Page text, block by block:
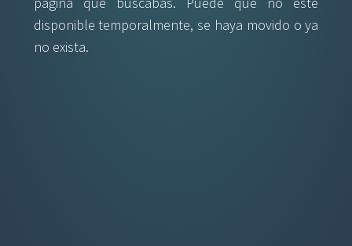
disponible temporalmente, se haya movido o ya
no exista.